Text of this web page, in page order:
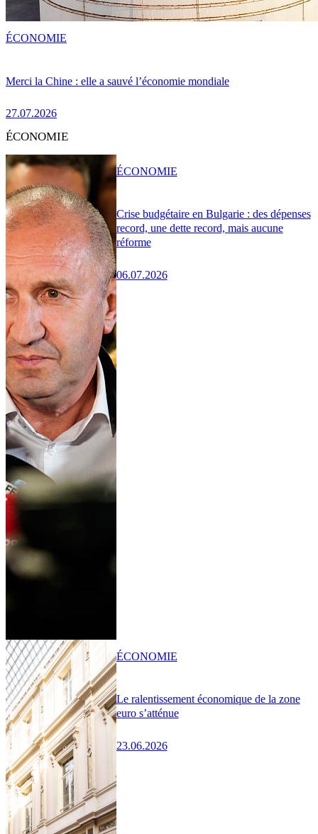
Merci la Chine : elle a sauvé l’économie mondiale
27.07.2026
ÉCONOMIE
ÉCONOMIE
Crise budgétaire en Bulgarie : des dépenses
record, une dette record, mais aucune
réforme
06.07.2026
ÉCONOMIE
Le ralentissement économique de la zone
euro s’atténue
23.06.2026
ÉCONOMIE